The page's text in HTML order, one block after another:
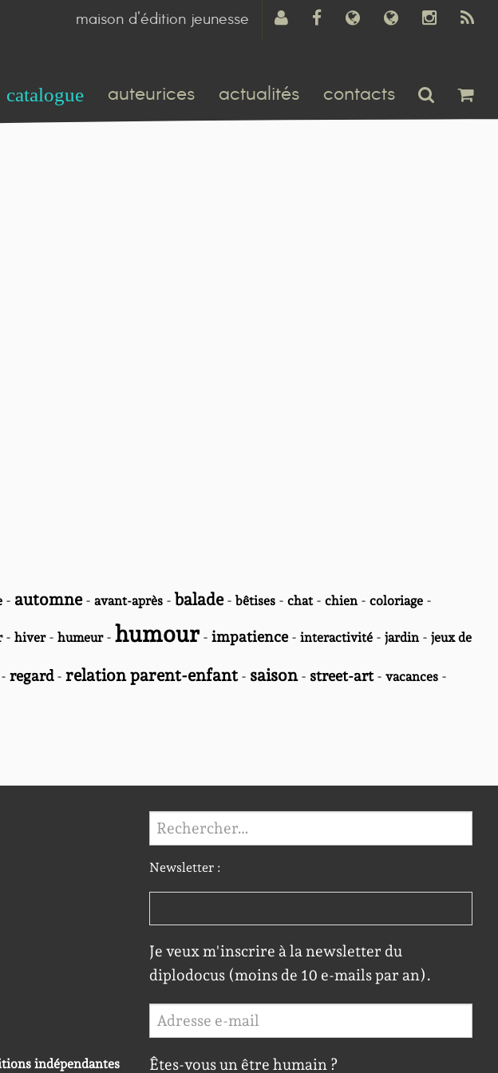
maison d'édition jeunesse
catalogue auteurices actualités contacts
- automne- avant-après - balade- bêtises - chat- chien- coloriage -
- hiver- humeur- humour- impatience- interactivité - jardin- jeux de
- regard- relation parent-enfant- saison- street-art- vacances -
indépendantes
Rechercher :
Newsletter :
Je veux m'inscrire à la newsletter du
diplodocus (moins de 10 e-mails par an).
Êtes-vous un être humain ?